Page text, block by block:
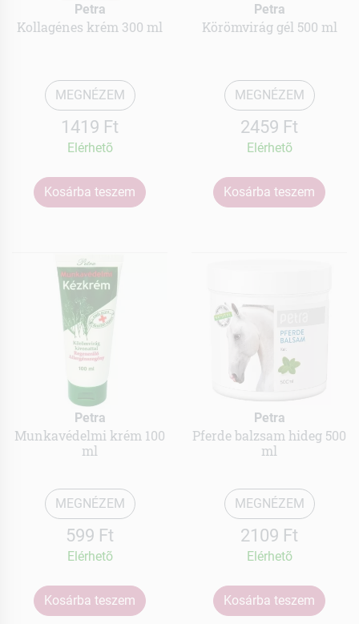
Petra
Kollagénes krém 300 ml
MEGNÉZEM
1419 Ft
Elérhetõ
Kosárba teszem
Petra
Körömvirág gél 500 ml
MEGNÉZEM
2459 Ft
Elérhetõ
Kosárba teszem
Petra
Munkavédelmi krém 100
ml
MEGNÉZEM
599 Ft
Elérhetõ
Kosárba teszem
Petra
Pferde balzsam hideg 500
ml
MEGNÉZEM
2109 Ft
Elérhetõ
Kosárba teszem